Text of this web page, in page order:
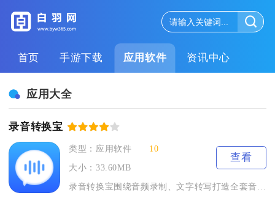
首页 手游下载 应用软件 资讯中心
应用大全
录音转换宝
类型：应用软件
10
大小：33.60MB
查看